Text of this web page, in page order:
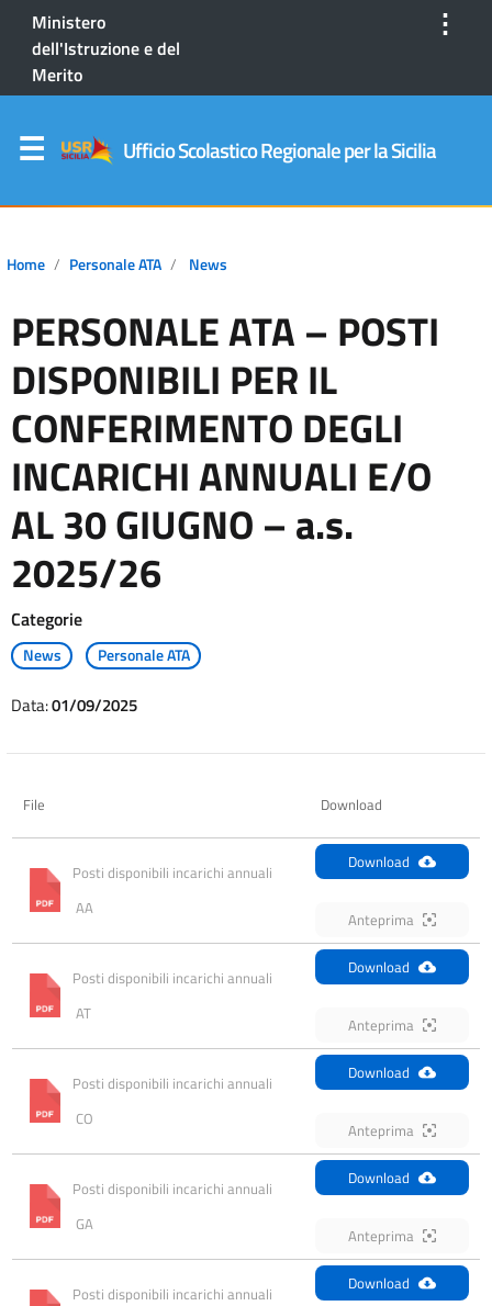
Ministero
dell'Istruzione e del
Merito
⋮
Ufficio Scolastico Regionale per la Sicilia
Home Personale ATA News
PERSONALE ATA – POSTI
DISPONIBILI PER IL
CONFERIMENTO DEGLI
INCARICHI ANNUALI E/O
AL 30 GIUGNO – a.s.
2025/26
Categorie
News Personale ATA
Data:01/09/2025
File Download
Posti disponibili incarichi annuali
AA
Download
Anteprima
Posti disponibili incarichi annuali
AT
Download
Anteprima
Posti disponibili incarichi annuali
CO
Download
Anteprima
Posti disponibili incarichi annuali
GA
Download
Anteprima
Posti disponibili incarichi annuali
Download